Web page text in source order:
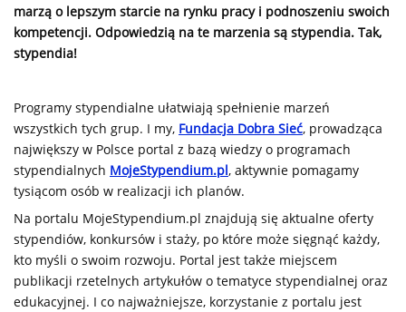
marzą o lepszym starcie na rynku pracy i podnoszeniu swoich
kompetencji. Odpowiedzią na te marzenia są stypendia. Tak,
stypendia!
Programy stypendialne ułatwiają spełnienie marzeń
wszystkich tych grup. I my, Fundacja Dobra Sieć, prowadząca
największy w Polsce portal z bazą wiedzy o programach
stypendialnych MojeStypendium.pl, aktywnie pomagamy
tysiącom osób w realizacji ich planów.
Na portalu MojeStypendium.pl znajdują się aktualne oferty
stypendiów, konkursów i staży, po które może sięgnąć każdy,
kto myśli o swoim rozwoju. Portal jest także miejscem
publikacji rzetelnych artykułów o tematyce stypendialnej oraz
edukacyjnej. I co najważniejsze, korzystanie z portalu jest